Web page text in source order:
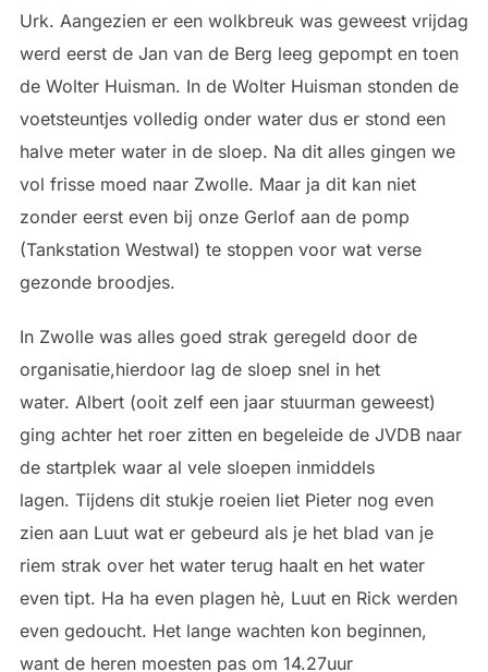
Urk. Aangezien er een wolkbreuk was geweest vrijdag
werd eerst de Jan van de Berg leeg gepompt en toen
de Wolter Huisman. In de Wolter Huisman stonden de
voetsteuntjes volledig onder water dus er stond een
halve meter water in de sloep. Na dit alles gingen we
vol frisse moed naar Zwolle. Maar ja dit kan niet
zonder eerst even bij onze Gerlof aan de pomp
(Tankstation Westwal) te stoppen voor wat verse
gezonde broodjes.
In Zwolle was alles goed strak geregeld door de
organisatie,hierdoor lag de sloep snel in het
water. Albert (ooit zelf een jaar stuurman geweest)
ging achter het roer zitten en begeleide de JVDB naar
de startplek waar al vele sloepen inmiddels
lagen. Tijdens dit stukje roeien liet Pieter nog even
zien aan Luut wat er gebeurd als je het blad van je
riem strak over het water terug haalt en het water
even tipt. Ha ha even plagen hè, Luut en Rick werden
even gedoucht. Het lange wachten kon beginnen,
want de heren moesten pas om 14.27uur